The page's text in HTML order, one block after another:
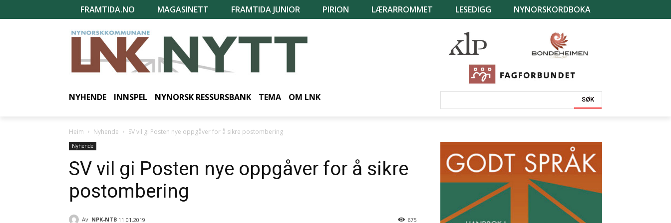
FRAMTIDA.NO MAGASINETT FRAMTIDA JUNIOR PIRION LÆRARROMMET LESEDIGG NYNORSKORDBOKA
NYHENDE INNSPEL NYNORSK RESSURSBANK TEMA OM LNK SØK
Heim Nyhende SV vil gi Posten nye oppgåver for å sikre postombering
Nyhende
SV vil gi Posten nye oppgåver for å sikre
postombering
Av NPK-NTB 11.01.2019 675